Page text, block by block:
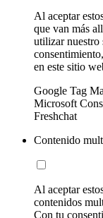
Al aceptar
que van más
utilizar
en este sitio
Google Tag
Microsoft
Freshchat
Contenido
Al aceptar
contenidos
Con tu